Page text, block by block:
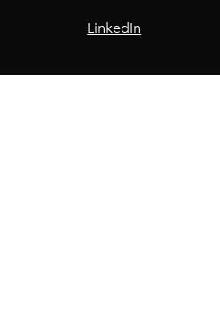
LinkedIn